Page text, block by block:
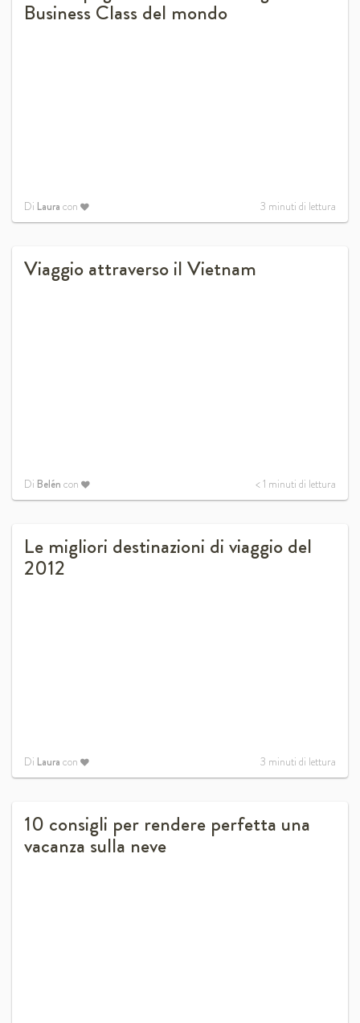
Business Class del mondo
Di Laura con 3 minuti di lettura
Viaggio attraverso il Vietnam
Di Belén con < 1 minuti di lettura
Le migliori destinazioni di viaggio del
2012
Di Laura con 3 minuti di lettura
10 consigli per rendere perfetta una
vacanza sulla neve